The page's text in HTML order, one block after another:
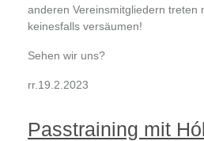
anderen Vereinsmitgliedern treten
keinesfalls versäumen!
Sehen wir uns?
rr.19.2.2023
Passtraining mit